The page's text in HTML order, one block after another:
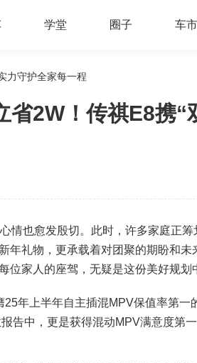
学堂 圈子 车市
力守护全家每一程
2W！传祺E8携“
也愈发殷切。此时，许多家庭正筹
年礼物，更承载着对团聚的期盼和
家人的座驾，无疑是这份美好规划
上半年自主插混MPV保值率第一
告中，更是获得混动MPV满意度第一